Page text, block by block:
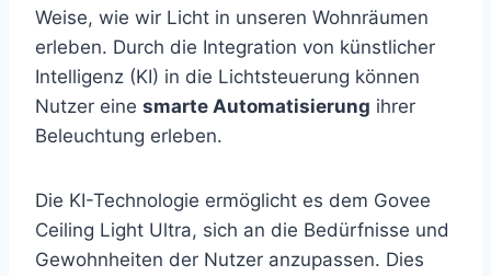
Weise, wie wir Licht in unseren Wohnräumen
erleben. Durch die Integration von künstlicher
Intelligenz (KI) in die Lichtsteuerung können
Nutzer eine smarte Automatisierung ihrer
Beleuchtung erleben.
Die KI-Technologie ermöglicht es dem Govee
Ceiling Light Ultra, sich an die Bedürfnisse und
Gewohnheiten der Nutzer anzupassen. Dies